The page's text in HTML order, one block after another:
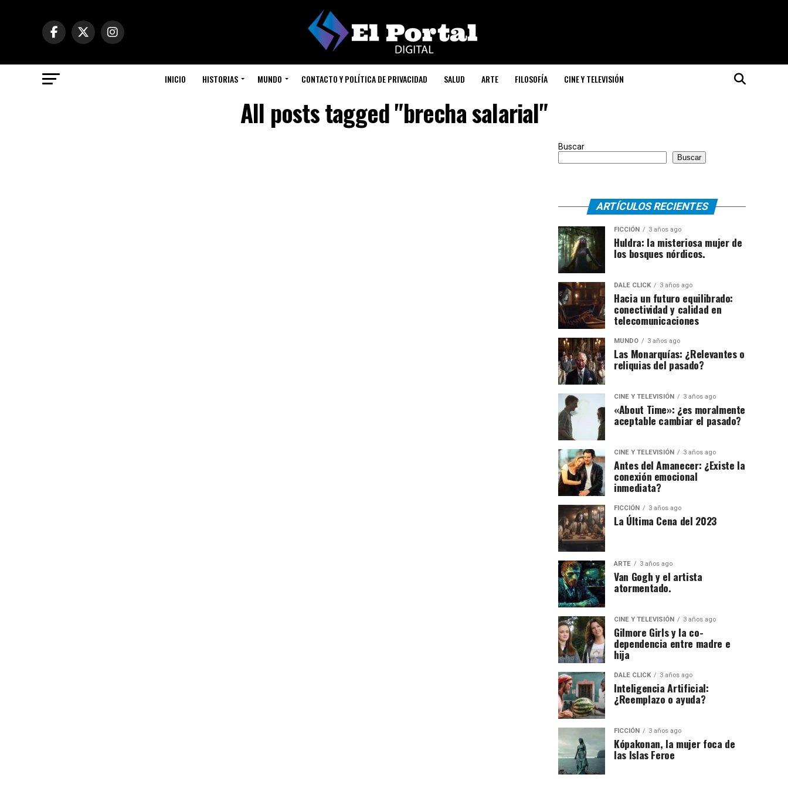
INICIO HISTORIAS MUNDO CONTACTO Y POLÍTICA DE PRIVACIDAD SALUD ARTE FILOSOFÍA CINE Y TELEVISIÓN
All posts tagged "brecha salarial"
Buscar
Buscar
ARTÍCULOS RECIENTES
FICCIÓN 3 años ago
Huldra: la misteriosa mujer de
los bosques nórdicos.
DALE CLICK 3 años ago
Hacia un futuro equilibrado:
conectividad y calidad en
telecomunicaciones
MUNDO 3 años ago
Las Monarquías: ¿Relevantes o
reliquias del pasado?
CINE Y TELEVISIÓN 3 años ago
«About Time»: ¿es moralmente
aceptable cambiar el pasado?
CINE Y TELEVISIÓN 3 años ago
Antes del Amanecer: ¿Existe la
conexión emocional
inmediata?
FICCIÓN 3 años ago
La Última Cena del 2023
ARTE 3 años ago
Van Gogh y el artista
atormentado.
CINE Y TELEVISIÓN 3 años ago
Gilmore Girls y la co-
dependencia entre madre e
hija
DALE CLICK 3 años ago
Inteligencia Artificial:
¿Reemplazo o ayuda?
FICCIÓN 3 años ago
Kópakonan, la mujer foca de
las Islas Feroe